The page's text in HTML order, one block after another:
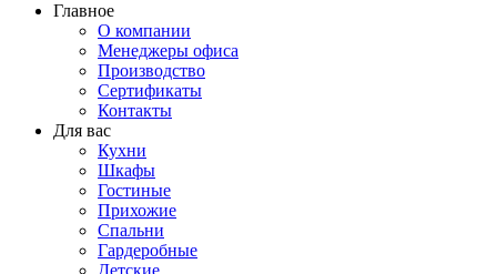
Главное
О компании
Менеджеры офиса
Производство
Сертификаты
Контакты
Для вас
Кухни
Шкафы
Гостиные
Прихожие
Спальни
Гардеробные
Детские